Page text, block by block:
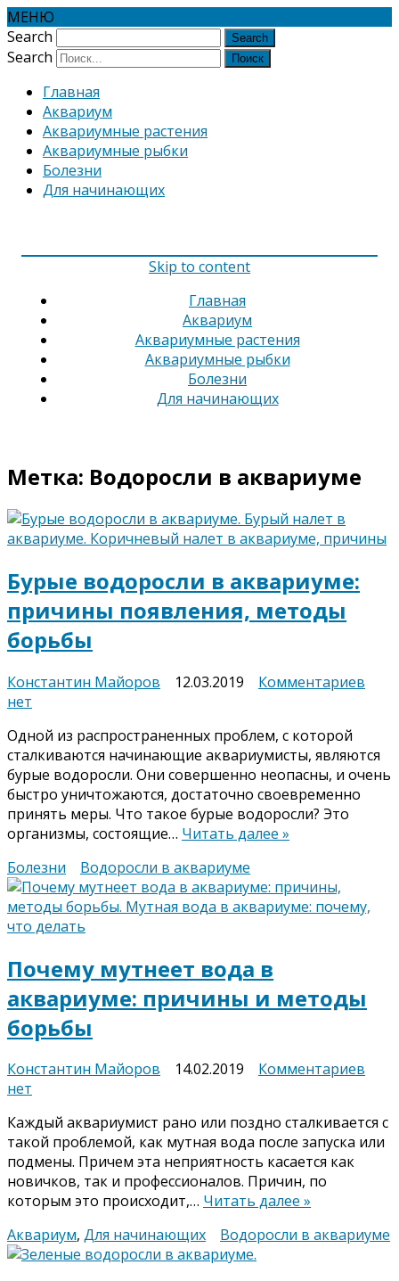
МЕНЮ
Search
Search
Главная
Аквариум
Аквариумные растения
Аквариумные рыбки
Болезни
Для начинающих
Skip to content
Главная
Аквариум
Аквариумные растения
Аквариумные рыбки
Болезни
Для начинающих
Метка: Водоросли в аквариуме
Бурые водоросли в аквариуме:
причины появления, методы
борьбы
Константин Майоров 12.03.2019 Комментариев
в
нет
Одной из распространенных проблем, с которой
сталкиваются начинающие аквариумисты, являются
бурые водоросли. Они совершенно неопасны, и очень
быстро уничтожаются, достаточно своевременно
принять меры. Что такое бурые водоросли? Это
организмы, состоящие… Читать далее »
Болезни
Водоросли в аквариуме
Почему мутнеет вода в
аквариуме: причины и методы
борьбы
Константин Майоров 14.02.2019 Комментариев
вода
нет
Каждый аквариумист рано или поздно сталкивается с
такой проблемой, как мутная вода после запуска или
подмены. Причем эта неприятность касается как
новичков, так и профессионалов. Причин, по
которым это происходит,… Читать далее »
Аквариум, Для начинающих Водоросли в аквариуме